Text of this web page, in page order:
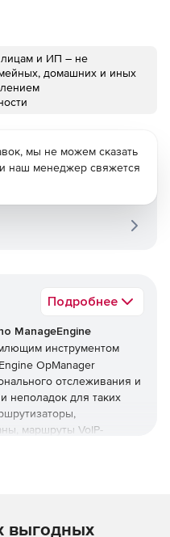
лицам и ИП – не
домашних и иных
Подробнее
ManageEngine
инструментом
OpManager
отслеживания и
неполадок для таких
маршруты VoIP-
в оперативном
мы не можем сказать
наш менеджер свяжется
выгодных